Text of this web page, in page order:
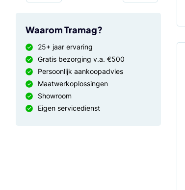
Waarom Tramag?
25+ jaar ervaring
Gratis bezorging v.a. €500
Persoonlijk aankoopadvies
Maatwerkoplossingen
Showroom
Eigen servicedienst